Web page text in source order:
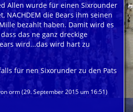
Allen wurde für einen Sixrounder
NACHDEM die Bears ihm seinen
bezahlt haben. Damit wird es
das ne ganz dreckige
wird...das wird hart zu
für nen Sixorunder zu den Pats
orm(29. September 2015 um 16:51)